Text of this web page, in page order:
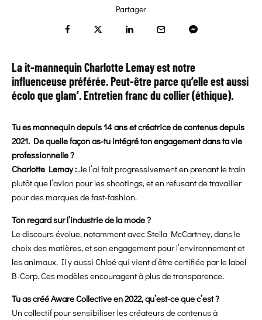
Partager
La it-mannequin Charlotte Lemay est notre
influenceuse préférée. Peut-être parce qu’elle est aussi
écolo que glam’. Entretien franc du collier (éthique).
Tu es mannequin depuis 14 ans et créatrice de contenus depuis
2021. De quelle façon as-tu intégré ton engagement dans ta vie
professionnelle?
Charlotte Lemay :Je l’ai fait progressivement en prenant le train
plutôt que l’avion pour les shootings, et en refusant de travailler
pour des marques de fast-fashion.
Ton regard sur l’industrie de la mode ?
Le discours évolue, notamment avec Stella McCartney, dans le
choix des matières, et son engagement pour l’environnement et
les animaux. Il y aussi Chloé qui vient d’être certifiée par le label
B-Corp. Ces modèles encouragent à plus de transparence.
Tu as créé Aware Collective en 2022, qu’est-ce que c’est ?
Un collectif pour sensibiliser les créateurs de contenus à